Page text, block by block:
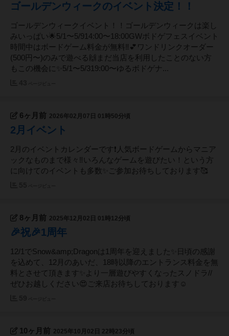
ゴールデンウィークのイベント決定！！
ゴールデンウィークイベント！！ゴールデンウィークは楽し
みいっぱい🌟5/1〜5/914:00〜18:00GWボドゲフェスイベント
時間中はボードゲーム料金が無料‼️💕ワンドリンクオーダー
(500円〜)のみで遊べる🙌まだ当店を利用したことのない方
もこの機会に✨️5/1〜5/319:00〜ゆるボドゲナ...
6ヶ月前 2026年02月07日 01時50分頃
2月イベント
2月のイベントカレンダーです❗️人気ボードゲームからマニア
ックなものまで様々‼️いろんなゲームを遊びたい！という方
に向けてのイベントも多数✨️ご参加お待ちしております🥰
8ヶ月前 2025年12月02日 01時12分頃
🎉祝🎉1周年
12/1でSnow&amp;Dragonは1周年を迎えました✨️日頃の感謝
を込めて、12月のあいだ、18時以降のエントランス料金を無
料とさせて頂きます✨️より一層遊びやすくなったスノドラ//
ぜひお越しください😍ご来店お待ちしております☺️
10ヶ月前 2025年10月02日 22時23分頃